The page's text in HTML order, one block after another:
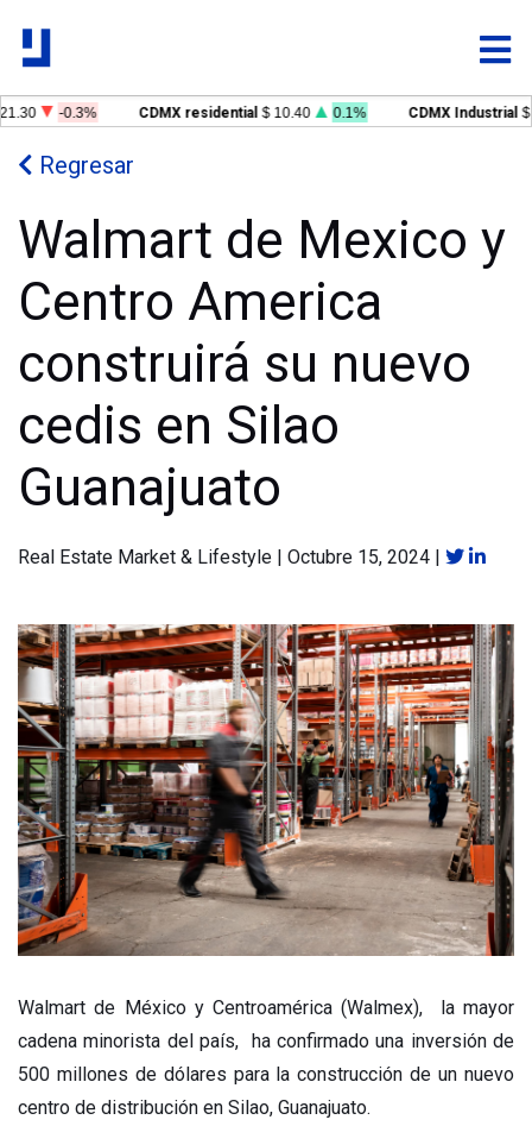
-0.3% CDMX residential $ 10.40 0.1% CDMX Industrial $
Regresar
Walmart de Mexico y
Centro America
construirá su nuevo
cedis en Silao
Guanajuato
Real Estate Market & Lifestyle | Octubre 15, 2024 |
Walmart de México y Centroamérica (Walmex), la mayor
cadena minorista del país, ha confirmado una inversión de
500 millones de dólares para la construcción de un nuevo
centro de distribución en Silao, Guanajuato.